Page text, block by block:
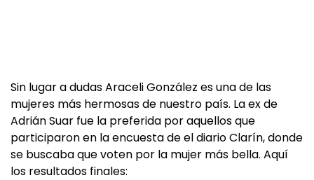
Sin lugar a dudas Araceli González es una de las
mujeres más hermosas de nuestro país. La ex de
Adrián Suar fue la preferida por aquellos que
participaron en la encuesta de el diario Clarín, donde
se buscaba que voten por la mujer más bella. Aquí
los resultados finales: